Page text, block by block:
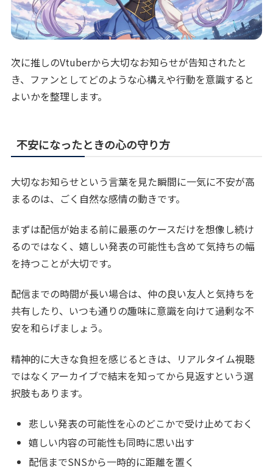
次に推しのVtuberから大切なお知らせが告知されたと
き、ファンとしてどのような心構えや行動を意識すると
よいかを整理します。
不安になったときの心の守り方
大切なお知らせという言葉を見た瞬間に一気に不安が高
まるのは、ごく自然な感情の動きです。
まずは配信が始まる前に最悪のケースだけを想像し続け
るのではなく、嬉しい発表の可能性も含めて気持ちの幅
を持つことが大切です。
配信までの時間が長い場合は、仲の良い友人と気持ちを
共有したり、いつも通りの趣味に意識を向けて過剰な不
安を和らげましょう。
精神的に大きな負担を感じるときは、リアルタイム視聴
ではなくアーカイブで結末を知ってから見返すという選
択肢もあります。
悲しい発表の可能性を心のどこかで受け止めておく
嬉しい内容の可能性も同時に思い出す
配信までSNSから一時的に距離を置く